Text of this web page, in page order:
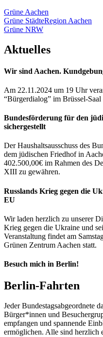
Grüne Aachen
Grüne StädteRegion Aachen
Grüne NRW
Aktuelles
Wir sind Aachen.
Am 22.11.2024 um 19 Uhr
“Bürgerdialog” im Brüssel-
Bundesförderung für den
sichergestellt
Der Haushaltsausschuss des
dem jüdischen Friedhof in
402.500,00€ im Rahmen des
XIII zu gewähren.
Russlands Krieg gegen die
EU
Wir laden herzlich zu unserer
Krieg gegen die Ukraine und
Veranstaltung findet am
Grünen Zentrum Aachen statt.
Besuch mich in Berlin!
Berlin-Fahrten
Jeder Bundestagsabgeordnete
Bürger*innen und
empfangen und spannende
ermöglichen. Alle sind herzlich